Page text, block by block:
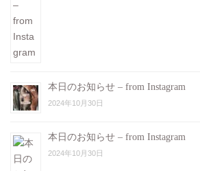
本日のお知らせ – from Instagram
2024年10月30日
本日のお知らせ – from Instagram
2024年10月30日